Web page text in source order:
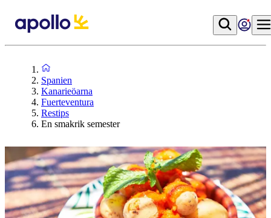
Spanien
Kanarieöarna
Fuerteventura
Restips
En smakrik semester